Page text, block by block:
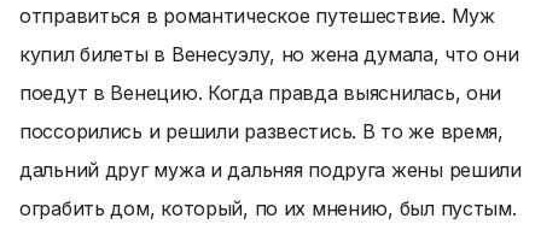
отправиться в романтическое путешествие. Муж
купил билеты в Венесуэлу, но жена думала, что они
поедут в Венецию. Когда правда выяснилась, они
поссорились и решили развестись. В то же время,
дальний друг мужа и дальняя подруга жены решили
ограбить дом, который, по их мнению, был пустым.